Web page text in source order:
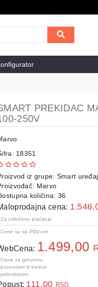
PREKIDAC
250V
18351
iz grupe: Smart
Marvo
količina: 36
cena:
Za odloženo plaćanje
Cene su sa PDV-om
1.499,00
Cena za gotovinu,
pouzećem ili kartice
jednokratno.
111,00 RSD.